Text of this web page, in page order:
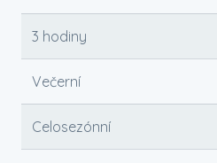
3 hodiny
Večerní
Celosezónní